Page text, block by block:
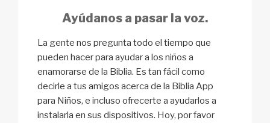
Ayúdanos a pasar la voz.
La gente nos pregunta todo el tiempo que
pueden hacer para ayudar a los niños a
enamorarse de la Biblia. Es tan fácil como
decirle a tus amigos acerca de la Biblia App
para Niños, e incluso ofrecerte a ayudarlos a
instalarla en sus dispositivos. Hoy, por favor